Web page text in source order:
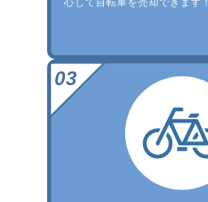
心して自転車を売却できます！